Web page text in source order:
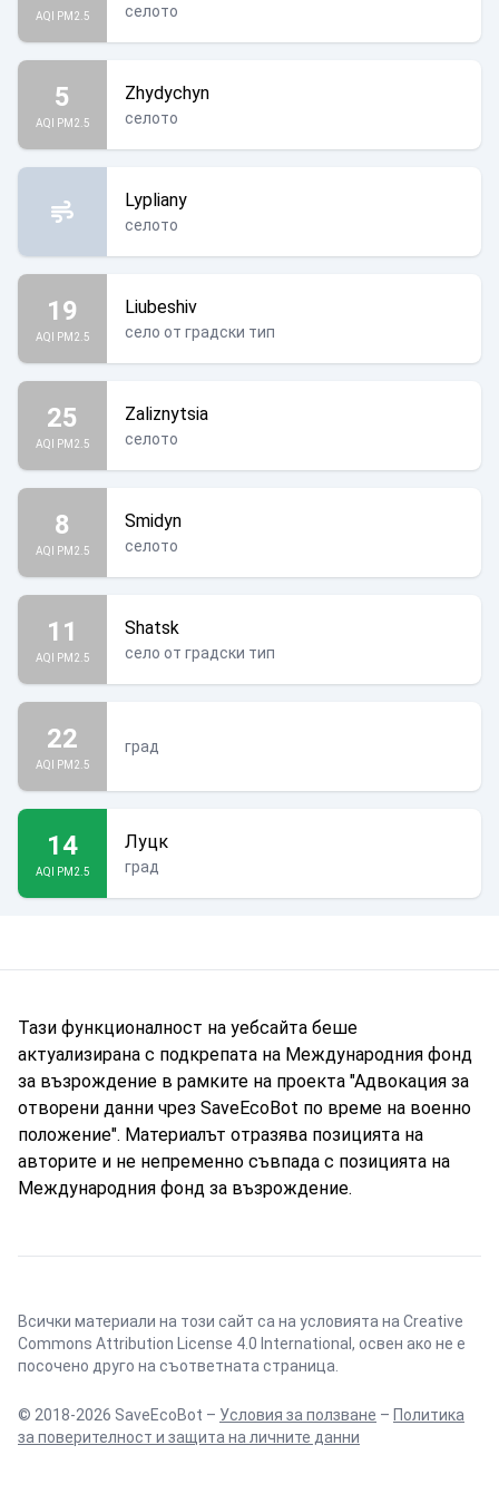
AQI PM2.5 селото
5
AQI PM2.5
Zhydychyn
селото
Lypliany
селото
19
AQI PM2.5
Liubeshiv
село от градски тип
25
AQI PM2.5
Zaliznytsia
селото
8
AQI PM2.5
Smidyn
селото
11
AQI PM2.5
Shatsk
село от градски тип
22
AQI PM2.5
град
14
AQI PM2.5
Луцк
град
Тази функционалност на уебсайта беше
актуализирана с подкрепата на Международния фонд
за възрождение в рамките на проекта "Адвокация за
отворени данни чрез SaveEcoBot по време на военно
положение". Материалът отразява позицията на
авторите и не непременно съвпада с позицията на
Международния фонд за възрождение.
Всички материали на този сайт са на условията на Creative
Commons Attribution License 4.0 International , освен ако не е
посочено друго на съответната страница.
© 2018-2026 SaveEcoBot – Условия за ползване – Политика
за поверителност и защита на личните данни